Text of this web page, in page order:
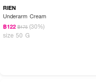
RIEN
Underarm Cream
฿122 ฿175 (30%)
size 50 G